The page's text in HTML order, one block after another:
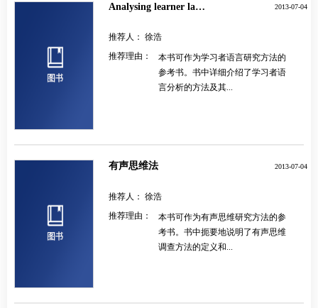
Analysing learner language 2013-07-04
推荐人： 徐浩
推荐理由：
本书可作为学习者语言研究方法的
参考书。书中详细介绍了学习者语
言分析的方法及其...
有声思维法 2013-07-04
推荐人： 徐浩
推荐理由：
本书可作为有声思维研究方法的参
考书。书中扼要地说明了有声思维
调查方法的定义和...